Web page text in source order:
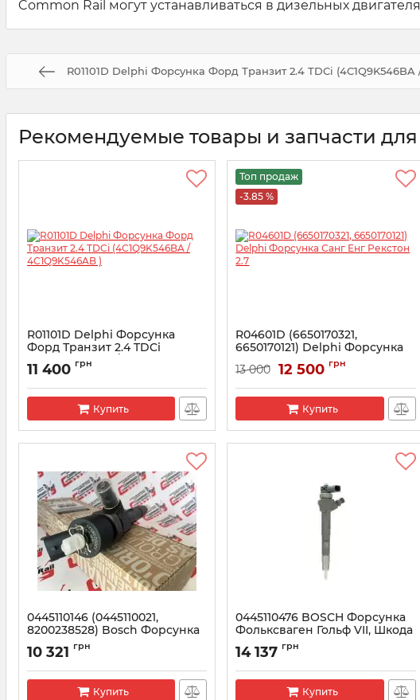
Common Rail могут устанавливаться в дизельных
R01101D Delphi Форсунка Форд Транзит 2.4 TDCi (4C1Q9K546BA
Рекомендуемые товары и запчасти
R01101D Delphi Форсунка
Форд Транзит 2.4 TDCi
(4C1Q9K546BA / 4C1Q9K546AB
)
Артикул: R01101D
11 400 грн
Купить
Топ продаж
-3.85 %
R04601D (6650170321,
6650170121) Delphi Форсунка
Санг Енг Рекстон 2.7
Артикул: R04601D
13 000 12 500 грн
Купить
0445110146 (0445110021,
8200238528) Bosch Форсунка
Рено Трафик 1.9 DCI
Артикул:
10 321 грн
Купить
0445110476 BOSCH Форсунка
Фольксваген Гольф VII, Шкода
Октавия III 1.6 TDI 12-
Артикул:
14 137 грн
Купить